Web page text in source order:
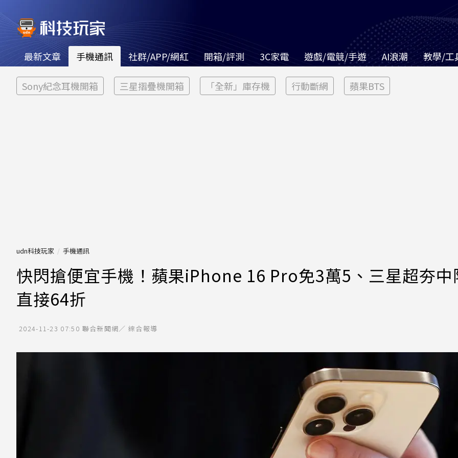
最新文章 手機通訊 社群/APP/網紅 開箱/評測 3C家電 遊戲/電競/手遊 AI浪潮 教學/工
Sony紀念耳機開箱 三星摺疊機開箱 「全新」庫存機 行動斷網 蘋果BTS
udn科技玩家 手機通訊
快閃搶便宜手機！蘋果iPhone 16 Pro免3萬5、三星超夯中
直接64折
2024-11-23 07:50 聯合新聞網／ 綜合報導